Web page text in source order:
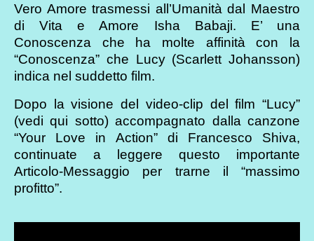
Vero Amore trasmessi all’Umanità dal Maestro
di Vita e Amore Isha Babaji. E’ una
Conoscenza che ha molte affinità con la
“Conoscenza” che Lucy (Scarlett Johansson)
indica nel suddetto film.
Dopo la visione del video-clip del film “Lucy”
(vedi qui sotto) accompagnato dalla canzone
“Your Love in Action” di Francesco Shiva,
continuate a leggere questo importante
Articolo-Messaggio per trarne il “massimo
profitto”.